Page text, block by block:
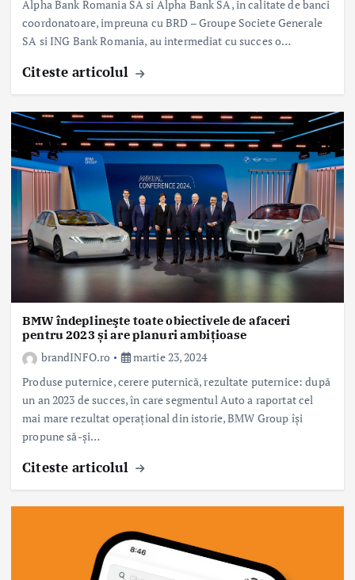
Alpha Bank Romania SA si Alpha Bank SA, in calitate de banci
coordonatoare, impreuna cu BRD – Groupe Societe Generale
SA si ING Bank Romania, au intermediat cu succes o…
Citeste articolul
BMW îndeplineşte toate obiectivele de afaceri
pentru 2023 și are planuri ambițioase
brandINFO.ro
martie 23, 2024
Produse puternice, cerere puternică, rezultate puternice: după
un an 2023 de succes, în care segmentul Auto a raportat cel
mai mare rezultat operaţional din istorie, BMW Group îşi
propune să-şi…
Citeste articolul